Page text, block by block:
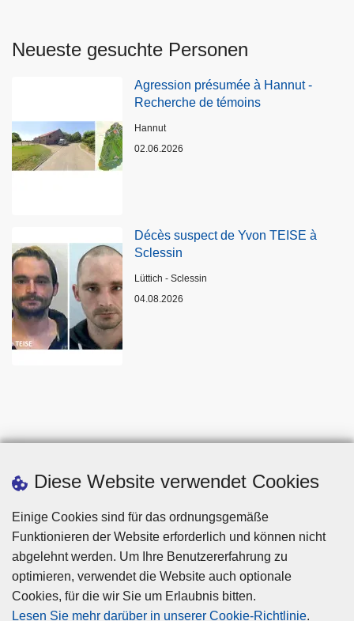
Diese Website verwendet Cookies
Einige Cookies sind für das ordnungsgemäße
Funktionieren der Website erforderlich und können nicht
abgelehnt werden. Um Ihre Benutzererfahrung zu
optimieren, verwendet die Website auch optionale
Cookies, für die wir Sie um Erlaubnis bitten.
Lesen Sie mehr darüber in unserer Cookie-Richtlinie.
Neueste gesuchte Personen
Agression présumée à Hannut -
Recherche de témoins
Standort
Hannut
02.06.2026
Décès suspect de Yvon TEISE à
Sclessin
Standort
Lüttich - Sclessin
04.08.2026
Disclaimer